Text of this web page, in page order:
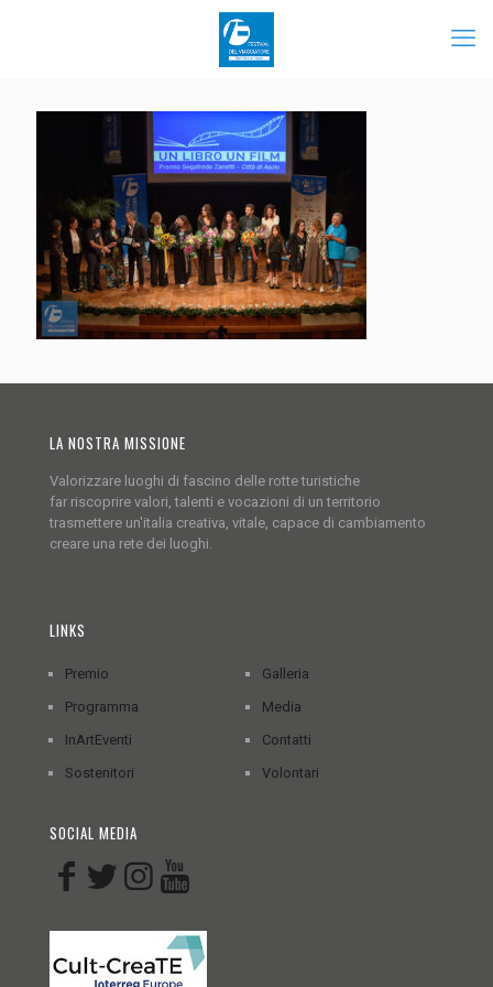
LA NOSTRA MISSIONE
Valorizzare luoghi di fascino delle rotte turistiche
far riscoprire valori, talenti e vocazioni di un territorio
trasmettere un'italia creativa, vitale, capace di cambiamento
creare una rete dei luoghi.
LINKS
Premio
Programma
InArtEventi
Sostenitori
Galleria
Media
Contatti
Volontari
SOCIAL MEDIA